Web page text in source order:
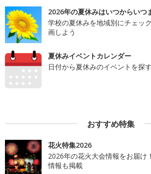
2026年の夏休みはいつからいつ
学校の夏休みを地域別にチェッ
画しよう
夏休みイベントカレンダー
日付から夏休みのイベントを探す
おすすめ特集
花火特集2026
2026年の花火大会情報をお届け
情報も掲載